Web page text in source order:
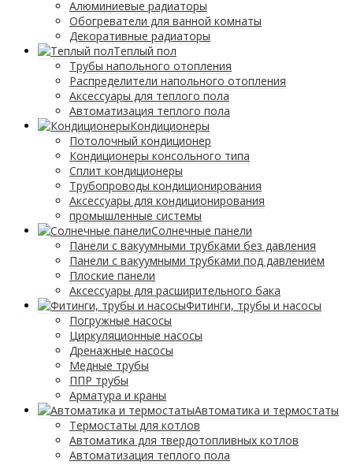
Алюминиевые радиаторы
Обогреватели для ванной комнаты
Декоративные радиаторы
Tеплый пол
Трубы напольного отопления
Распределители напольного отопления
Аксессуары для теплого пола
Автоматизация теплого пола
Кондиционеры
Потолочный кондиционер
Кондиционеры консольного типа
Сплит кондиционеры
Трубопроводы кондиционирования
Аксессуары для кондиционирования
промышленные системы
Солнечные панели
Панели с вакуумными трубками без давления
Панели с вакуумными трубками под давлением
Плоские панели
Аксессуары для расширительного бака
Фитинги, трубы и насосы
Погружные насосы
Циркуляционные насосы
Дренажные насосы
Медные трубы
ППР трубы
Арматура и краны
Автоматика и термостаты
Термостаты для котлов
Автоматика для твердотопливных котлов
Автоматизация теплого пола